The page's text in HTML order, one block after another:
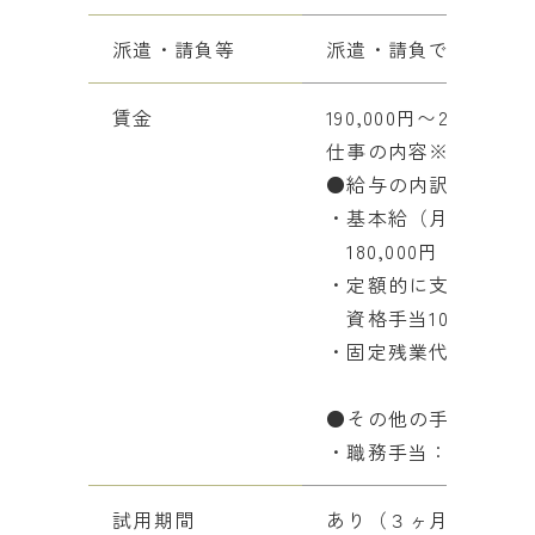
派遣・請負等 派遣・請負ではない
賃金
190,000円〜235,000円
仕事の内容※フルタイ
●給与の内訳
・基本給（月額平均
180,000円 ～
・定額的に支払われ
資格手当10,000円〜
・固定残業代なし
●その他の手当等付
・職務手当：工事担
試用期間
あり（３ヶ月）